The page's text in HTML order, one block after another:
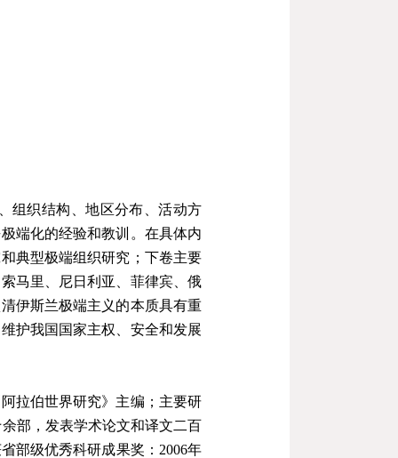
组织结构、地区分布、活动方
端化的经验和教训。在具体内
典型极端组织研究；下卷主要
马里、尼日利亚、菲律宾、俄
伊斯兰极端主义的本质具有重
护我国国家主权、安全和发展
拉伯世界研究》主编；主要研
部，发表学术论文和译文二百
部级优秀科研成果奖：2006年